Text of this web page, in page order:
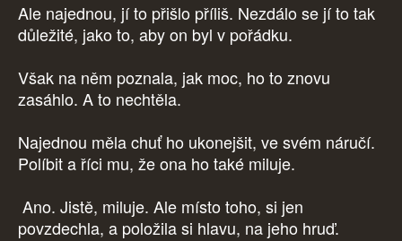
Ale najednou, jí to přišlo příliš. Nezdálo se jí to tak
důležité, jako to, aby on byl v pořádku.
Však na něm poznala, jak moc, ho to znovu
zasáhlo. A to nechtěla.
Najednou měla chuť ho ukonejšit, ve svém náručí.
Políbit a říci mu, že ona ho také miluje.
Ano. Jistě, miluje. Ale místo toho, si jen
povzdechla, a položila si hlavu, na jeho hruď.